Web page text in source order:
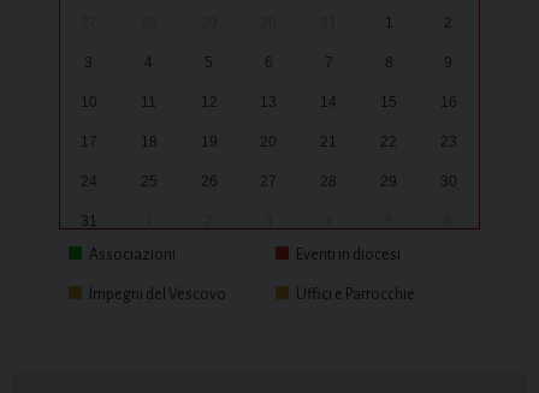
1 2
3 4 5 6 7 8 9
10 11 12 13 14 15 16
17 18 19 20 21 22 23
24 25 26 27 28 29 30
31
Associazioni
Eventi in diocesi
Impegni del Vescovo Uffici e Parrocchie